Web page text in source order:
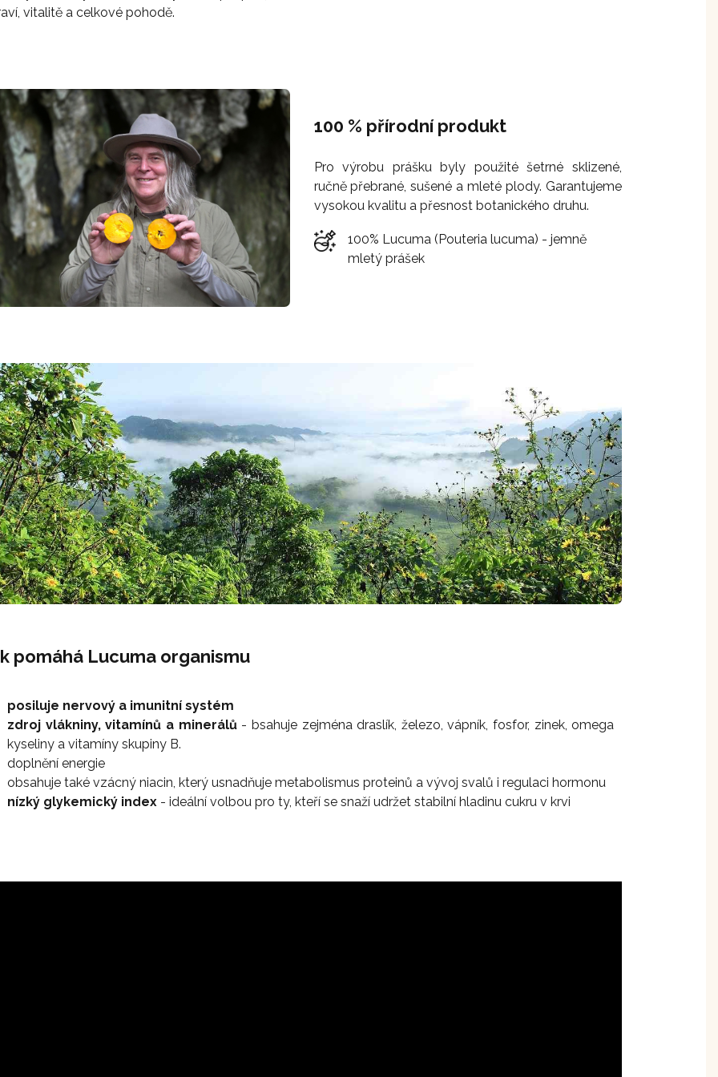
vitalitě a celkové pohodě.
100 % přírodní produkt
Pro výrobu prášku byly použité šetrné sklizené,
ručně přebrané, sušené a mleté plody. Garantujeme
vysokou kvalitu a přesnost botanického druhu.
100% Lucuma (Pouteria lucuma) - jemně
mletý prášek
pomáhá Lucuma organismu
posiluje nervový a imunitní systém
zdroj vlákniny, vitamínů a minerálů - bsahuje zejména draslík, železo, vápník, fosfor, zinek, omega
kyseliny a vitamíny skupiny B.
doplnění energie
obsahuje také vzácný niacin, který usnadňuje metabolismus proteinů a vývoj svalů i regulaci hormonu
nízký glykemický index - ideální volbou pro ty, kteří se snaží udržet stabilní hladinu cukru v krvi